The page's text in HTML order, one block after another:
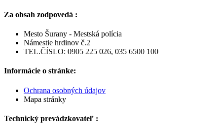
Za obsah zodpovedá :
Mesto Šurany - Mestská polícia
Námestie hrdinov č.2
TEL.ČÍSLO: 0905 225 026, 035 6500 100
Informácie o stránke:
Ochrana osobných údajov
Mapa stránky
Technický prevádzkovateľ :